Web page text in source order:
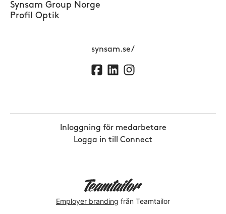
Synsam Group Norge
Profil Optik
synsam.se/
Inloggning för medarbetare
Logga in till Connect
Employer branding från Teamtailor